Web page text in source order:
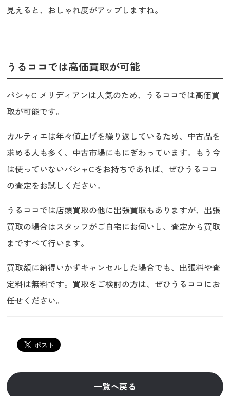
見えると、おしゃれ度がアップしますね。
うるココでは高価買取が可能
パシャC メリディアンは人気のため、うるココでは高価買
取が可能です。
カルティエは年々値上げを繰り返しているため、中古品を
求める人も多く、中古市場にもにぎわっています。もう今
は使っていないパシャCをお持ちであれば、ぜひうるココ
の査定をお試しください。
うるココでは店頭買取の他に出張買取もありますが、出張
買取の場合はスタッフがご自宅にお伺いし、査定から買取
まですべて行います。
買取額に納得いかずキャンセルした場合でも、出張料や査
定料は無料です。買取をご検討の方は、ぜひうるココにお
任せください。
一覧へ戻る